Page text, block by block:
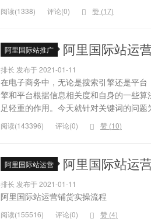
阅读(1338) 评论(0) 赞 (17)
阿里国际站推广 阿里国际站运
排长 发布于 2021-01-11
在电子商务中，无论是搜索引擎还是平
擎和平台根据信息相关度和自身的一些
足轻重的作用。今天就针对关键词的问
阅读(143396) 评论(0) 赞 (10)
阿里国际站运营 阿里国际站运
排长 发布于 2021-01-11
阿里国际站运营铺货实操流程
阅读(155516) 评论(0) 赞 (4)